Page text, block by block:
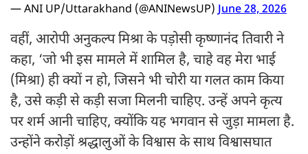
— ANI UP/Uttarakhand (@ANINewsUP)June 28, 2026
वहीं, आरोपी अनुकल्प मिश्रा के पड़ोसी कृष्णानंद तिवारी ने
कहा, ‘जो भी इस मामले में शामिल है, चाहे वह मेरा भाई
(मिश्रा) ही क्यों न हो, जिसने भी चोरी या गलत काम किया
है, उसे कड़ी से कड़ी सजा मिलनी चाहिए. उन्हें अपने कृत्य
पर शर्म आनी चाहिए, क्योंकि यह भगवान से जुड़ा मामला है.
उन्होंने करोड़ों श्रद्धालुओं के विश्वास के साथ विश्वासघात